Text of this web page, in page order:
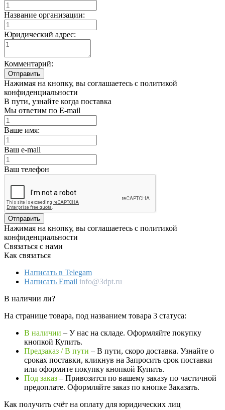
Название организации:
Юридический адрес:
Комментарий:
Отправить
Нажимая на кнопку, вы соглашаетесь с политикой
конфиденциальности
В пути, узнайте когда поставка
Мы ответим по E-mail
Ваше имя:
Ваш e-mail
Ваш телефон
Отправить
Нажимая на кнопку, вы соглашаетесь с политикой
конфиденциальности
Связаться с нами
Как связаться
Написать в Telegam
Написать Email info@3dpt.ru
В наличии ли?
На странице товара, под названием товара 3 статуса:
В наличии – У нас на складе. Оформляйте покупку
кнопкой Купить.
Предзаказ / В пути – В пути, скоро доставка. Узнайте о
сроках поставки, кликнув на Запросить cрок поставки
или оформите покупку кнопкой Купить.
Под заказ – Привозится по вашему заказу по частичной
предоплате. Оформляйте заказ по кнопке Заказать.
Как получить счёт на оплату для юридических лиц